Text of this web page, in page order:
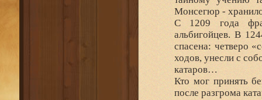
Монсегюр -
С 1209 года
альбигойцев. В
спасена: четверо
ходов, унесли с
катаров…
Кто мог принять
после разгрома